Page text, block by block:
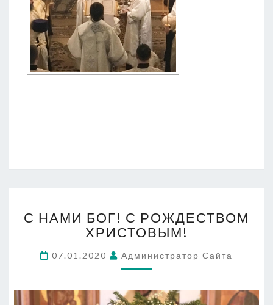
НАМИ
БОГ!
РОЖДЕСТВОМ
ХРИСТОВЫМ!
С НАМИ БОГ! С РОЖДЕСТВОМ
ХРИСТОВЫМ!
07.01.2020 Администратор Сайта